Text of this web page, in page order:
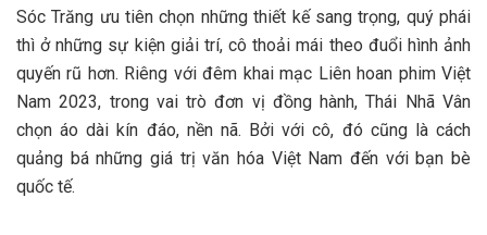
Sóc Trăng ưu tiên chọn những thiết kế sang trọng, quý phái
thì ở những sự kiện giải trí, cô thoải mái theo đuổi hình ảnh
quyến rũ hơn. Riêng với đêm khai mạc Liên hoan phim Việt
Nam 2023, trong vai trò đơn vị đồng hành, Thái Nhã Vân
chọn áo dài kín đáo, nền nã. Bởi với cô, đó cũng là cách
quảng bá những giá trị văn hóa Việt Nam đến với bạn bè
quốc tế.